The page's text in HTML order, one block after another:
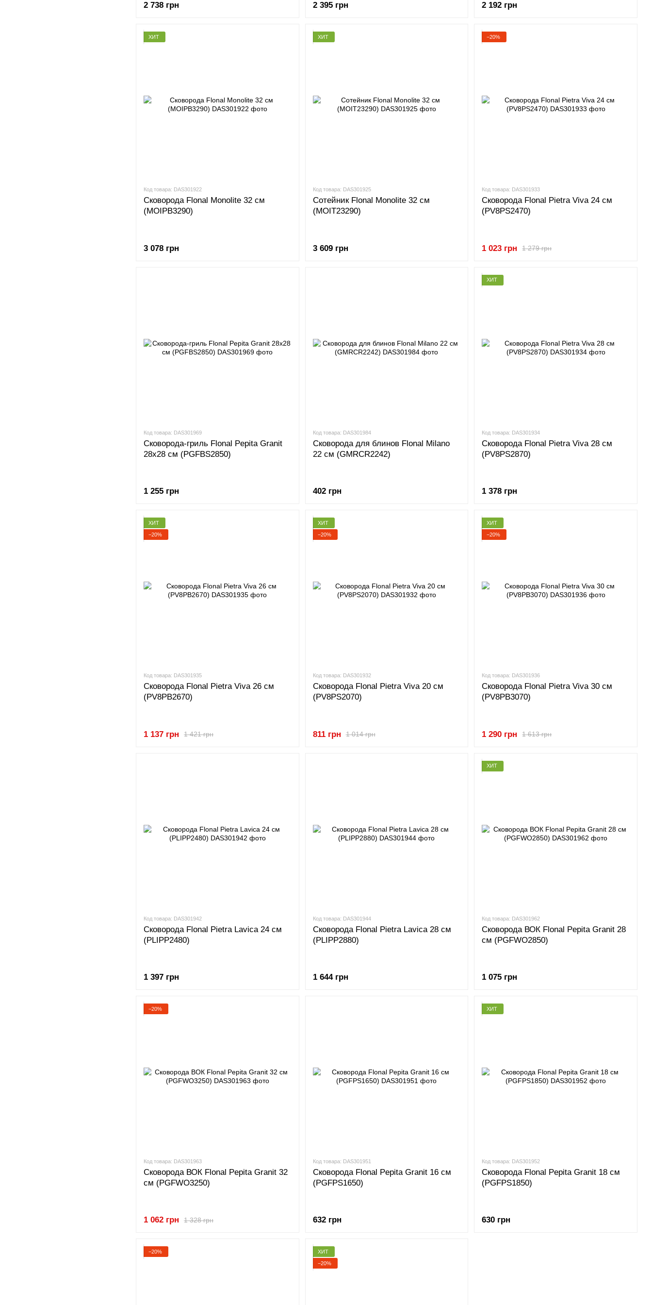
(PFOA) и никеля. Все материалы подлежат переработке, а отдельные коллекции посуды на 100% изготовлены из
Pride and responsibility
«Знание о том, что люди по всему миру пользуются нашей посудой, являются источником огромной гордости. Я
2 738 грн 2 395 грн 2 192 грн
ХИТ
Код товара: DAS301922
Сковорода Flonal Monolite 32 см
(MOIPB3290)
3 078 грн
ХИТ
Код товара: DAS301925
Сотейник Flonal Monolite 32 см
(MOIT23290)
3 609 грн
−20%
Код товара: DAS301933
Сковорода Flonal Pietra Viva 24 см
(PV8PS2470)
1 279 грн
1 023 грн
Код товара: DAS301969
Сковорода-гриль Flonal Pepita Granit
28x28 см (PGFBS2850)
1 255 грн
Код товара: DAS301984
Сковорода для блинов Flonal Milano
22 см (GMRCR2242)
402 грн
ХИТ
Код товара: DAS301934
Сковорода Flonal Pietra Viva 28 см
(PV8PS2870)
1 378 грн
ХИТ
−20%
Код товара: DAS301935
Сковорода Flonal Pietra Viva 26 см
(PV8PB2670)
1 421 грн
1 137 грн
ХИТ
−20%
Код товара: DAS301932
Сковорода Flonal Pietra Viva 20 см
(PV8PS2070)
1 014 грн
811 грн
ХИТ
−20%
Код товара: DAS301936
Сковорода Flonal Pietra Viva 30 см
(PV8PB3070)
1 613 грн
1 290 грн
Код товара: DAS301942
Сковорода Flonal Pietra Lavica 24 см
(PLIPP2480)
1 397 грн
Код товара: DAS301944
Сковорода Flonal Pietra Lavica 28 см
(PLIPP2880)
1 644 грн
ХИТ
Код товара: DAS301962
Сковорода ВОК Flonal Pepita Granit 28
см (PGFWO2850)
1 075 грн
−20%
Код товара: DAS301963
Сковорода ВОК Flonal Pepita Granit 32
см (PGFWO3250)
1 328 грн
1 062 грн
Код товара: DAS301951
Сковорода Flonal Pepita Granit 16 см
(PGFPS1650)
632 грн
ХИТ
Код товара: DAS301952
Сковорода Flonal Pepita Granit 18 см
(PGFPS1850)
630 грн
−20%
ХИТ
−20%